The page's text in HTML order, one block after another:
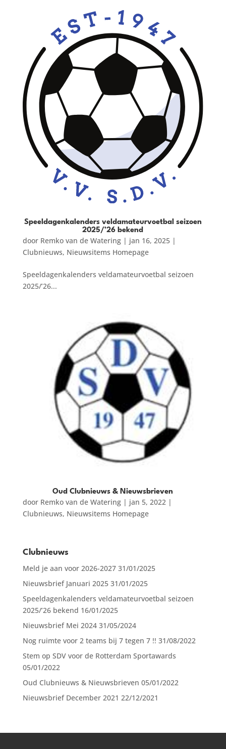
Speeldagenkalenders veldamateurvoetbal seizoen
2025/’26 bekend
door Remko van de Watering| jan 16, 2025|
Clubnieuws, Nieuwsitems Homepage
Speeldagenkalenders veldamateurvoetbal seizoen
2025/’26...
Oud Clubnieuws & Nieuwsbrieven
door Remko van de Watering| jan 5, 2022|
Clubnieuws, Nieuwsitems Homepage
Clubnieuws
Meld je aan voor 2026-2027 31/01/2025
Nieuwsbrief Januari 2025 31/01/2025
Speeldagenkalenders veldamateurvoetbal seizoen
2025/’26 bekend 16/01/2025
Nieuwsbrief Mei 2024 31/05/2024
Nog ruimte voor 2 teams bij 7 tegen 7 !! 31/08/2022
Stem op SDV voor de Rotterdam Sportawards
05/01/2022
Oud Clubnieuws & Nieuwsbrieven 05/01/2022
Nieuwsbrief December 2021 22/12/2021